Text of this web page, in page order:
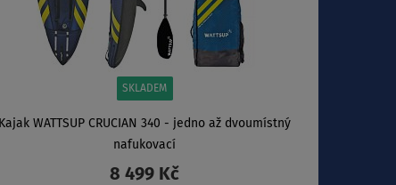
SKLADEM
Kajak WATTSUP CRUCIAN 340 - jedno až dvoumístný
nafukovací
8 499 Kč